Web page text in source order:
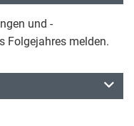
und -
Folgejahres melden.